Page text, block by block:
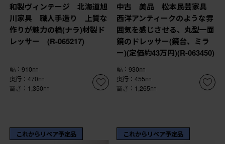
和製ヴィンテージ 北海道旭
川家具 職人手造り 上質な
作りが魅力の楢(ナラ)材製ド
レッサー (R-065217)
幅：910㎜
奥行：470㎜
高さ：1,350㎜
中古 美品 松本民芸家具
西洋アンティークのような雰
囲気を感じさせる、丸型一面
鏡のドレッサー(鏡台、ミラ
ー)(定価約43万円)(R-063450)
幅：930㎜
奥行：455㎜
高さ：1,265㎜
これからリペア予定品 これからリペア予定品